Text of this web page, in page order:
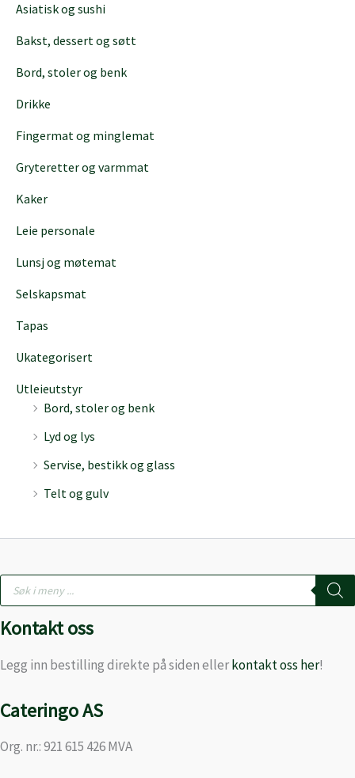
t
s
a
c
Asiatisk og sushi
Bakst, dessert og søtt
Bord, stoler og benk
Drikke
Fingermat og minglemat
Gryteretter og varmmat
Kaker
Leie personale
Lunsj og møtemat
Selskapsmat
Tapas
Ukategorisert
Utleieutstyr
Bord, stoler og benk
Lyd og lys
Servise, bestikk og glass
Telt og gulv
Products
search
Kontakt oss
Legg inn bestilling direkte på siden ellerkontakt oss her!
Cateringo AS
Org. nr.: 921 615 426 MVA